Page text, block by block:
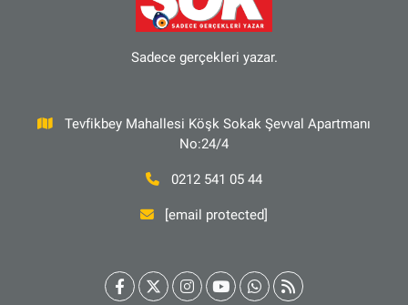
Sadece gerçekleri yazar.
Tevfikbey Mahallesi Köşk Sokak Şevval Apartmanı
No:24/4
0212 541 05 44
[email protected]